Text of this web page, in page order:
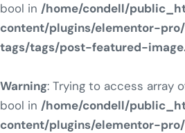
bool in /home/condell/
content/plugins/elementor-
tags/tags/post-featured-
Warning: Trying to access array
bool in /home/condell/
content/plugins/elementor-